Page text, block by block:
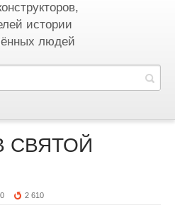
истории
людей
СВЯТОЙ
2 610